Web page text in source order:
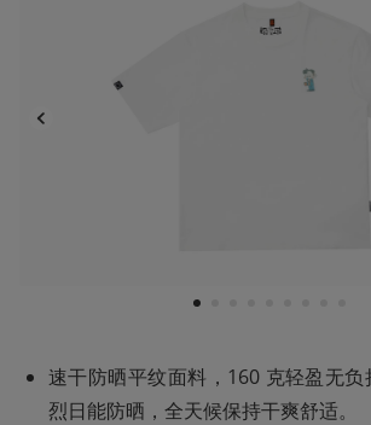
1
速干防晒平纹面料，160 克轻盈无负
烈日能防晒，全天候保持干爽舒适。